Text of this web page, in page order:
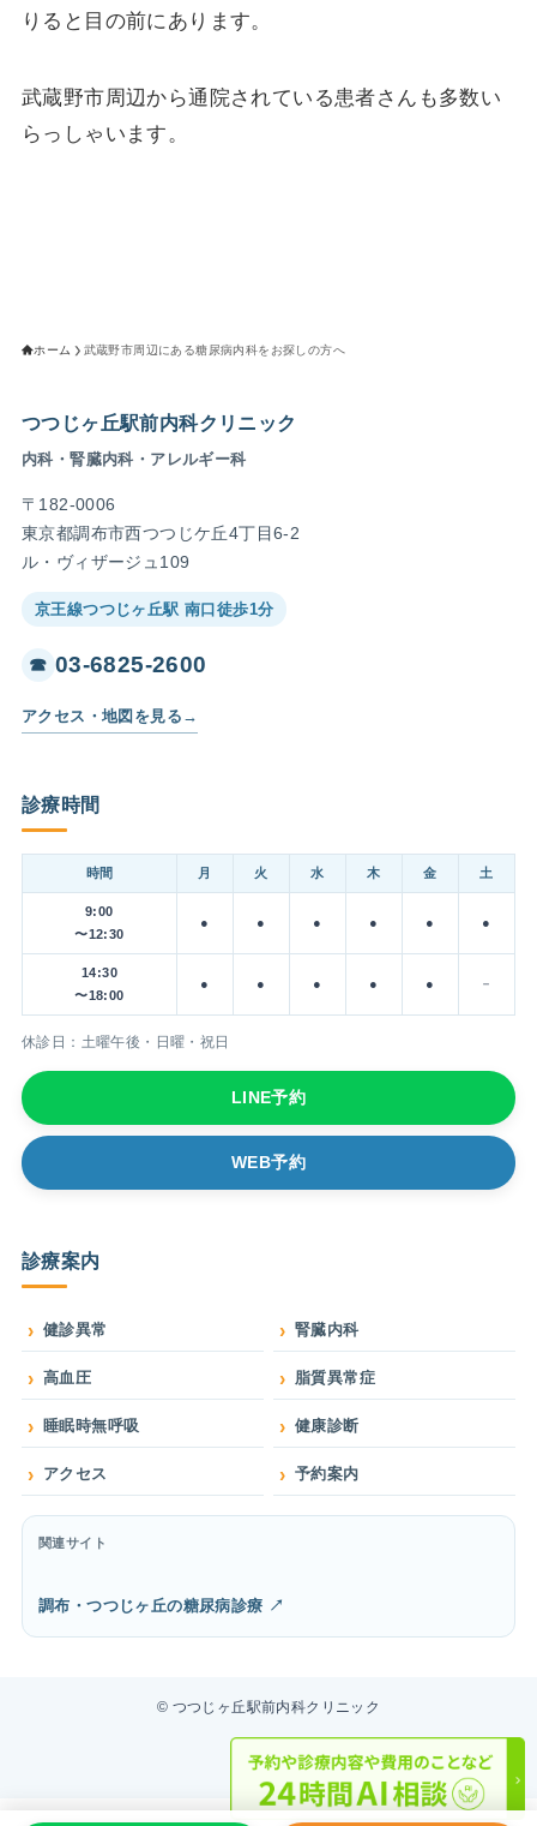
りると目の前にあります。
武蔵野市周辺から通院されている患者さんも多数い
らっしゃいます。
ホーム 武蔵野市周辺にある糖尿病内科をお探しの方へ
つつじヶ丘駅前内科クリニック
内科・腎臓内科・アレルギー科
〒182-0006
東京都調布市西つつじケ丘4丁目6-2
ル・ヴィザージュ109
京王線つつじヶ丘駅 南口徒歩1分
☎ 03-6825-2600
アクセス・地図を見る →
診療時間
時間 月 火 水 木 金 土
9:00
〜12:30
● ● ● ● ● ●
14:30
〜18:00
● ● ● ● ● －
休診日：土曜午後・日曜・祝日
LINE予約
WEB予約
診療案内
健診異常 腎臓内科
高血圧 脂質異常症
睡眠時無呼吸 健康診断
アクセス 予約案内
関連サイト
調布・つつじヶ丘の糖尿病診療 ↗
© つつじヶ丘駅前内科クリニック